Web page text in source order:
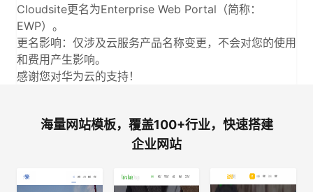
Cloudsite更名为Enterprise Web Portal（简称：
EWP）。
更名影响：仅涉及云服务产品名称变更，不会对您的使用
和费用产生影响。
感谢您对华为云的支持！
海量网站模板，覆盖100+行业，快速搭建
企业网站